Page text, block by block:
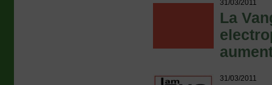
31/03/2011
La
31/03/2011